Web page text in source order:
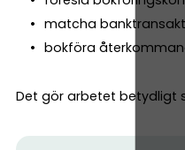
matcha
bokföra
Det gör arbetet betydligt